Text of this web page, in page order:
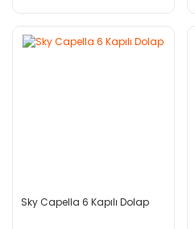
Sky Capella 6 Kapılı Dolap